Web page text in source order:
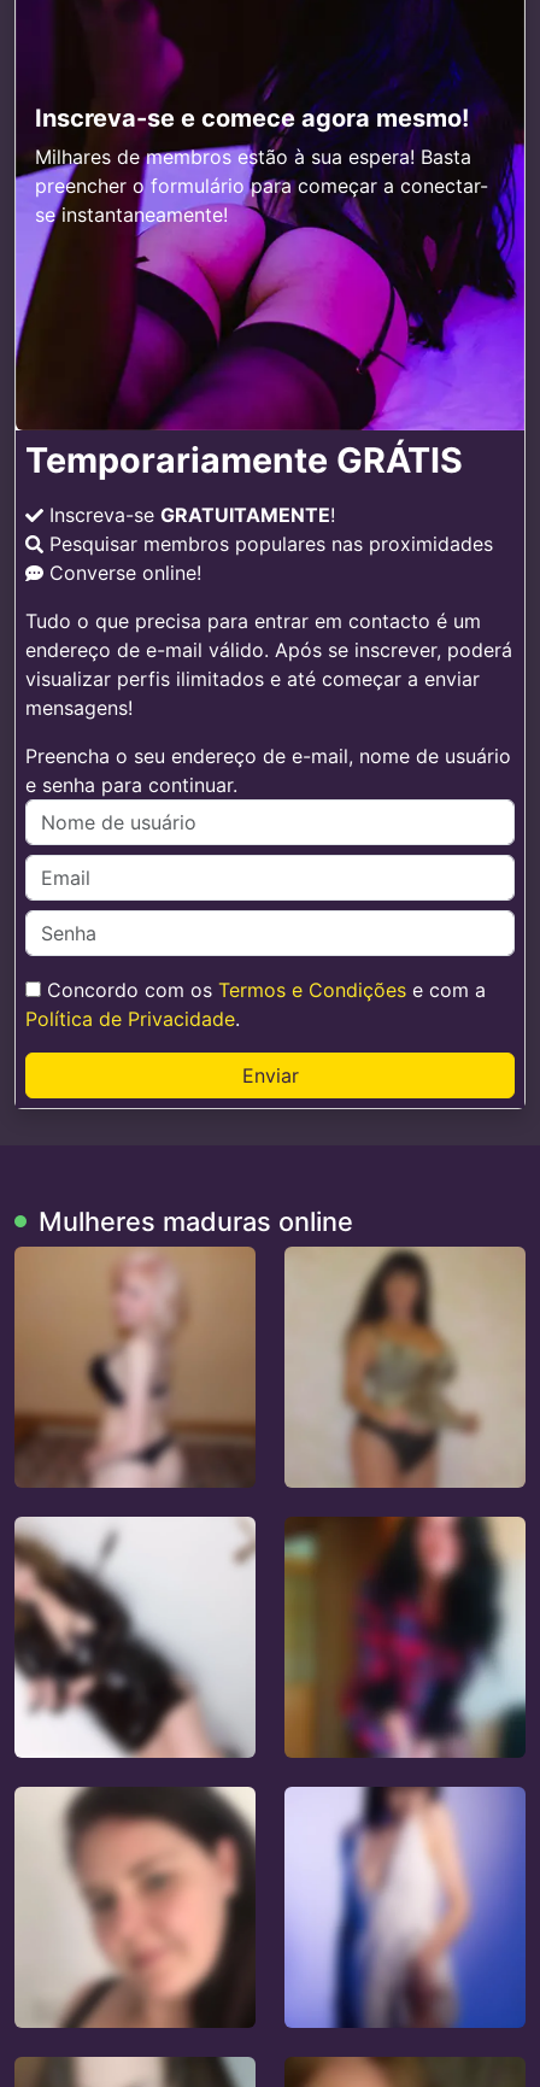
Inscreva-se e comece agora mesmo!
Milhares de membros estão à sua espera! Basta
preencher o formulário para começar a conectar-
se instantaneamente!
Temporariamente GRÁTIS
Inscreva-se GRATUITAMENTE!
Pesquisar membros populares nas proximidades
Converse online!
Tudo o que precisa para entrar em contacto é um
endereço de e-mail válido. Após se inscrever, poderá
visualizar perfis ilimitados e até começar a enviar
mensagens!
Preencha o seu endereço de e-mail, nome de usuário
e senha para continuar.
Concordo com os Termos e Condições e com a
Política de Privacidade.
Enviar
Mulheres maduras online